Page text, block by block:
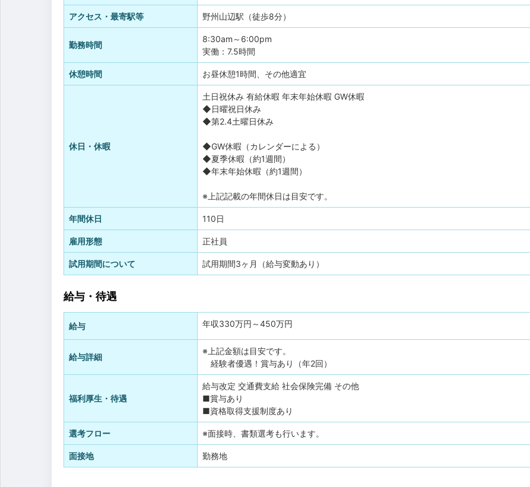
アクセス・最寄駅等 野州山辺駅（徒歩8分）
勤務時間
8:30am～6:00pm
実働：7.5時間
休憩時間 お昼休憩1時間、その他適宜
休日・休暇
土日祝休み 有給休暇 年末年始休暇 GW休暇
◆日曜祝日休み
◆第2.4土曜日休み
◆GW休暇（カレンダーによる）
◆夏季休暇（約1週間）
◆年末年始休暇（約1週間）
※上記記載の年間休日は目安です。
年間休日 110日
雇用形態 正社員
試用期間について 試用期間3ヶ月（給与変動あり）
給与・待遇
給与 年収330万円 ～450万円
給与詳細
※上記金額は目安です。
経験者優遇！賞与あり（年2回）
福利厚生・待遇
給与改定 交通費支給 社会保険完備 その他
■賞与あり
■資格取得支援制度あり
選考フロー ※面接時、書類選考も行います。
面接地 勤務地